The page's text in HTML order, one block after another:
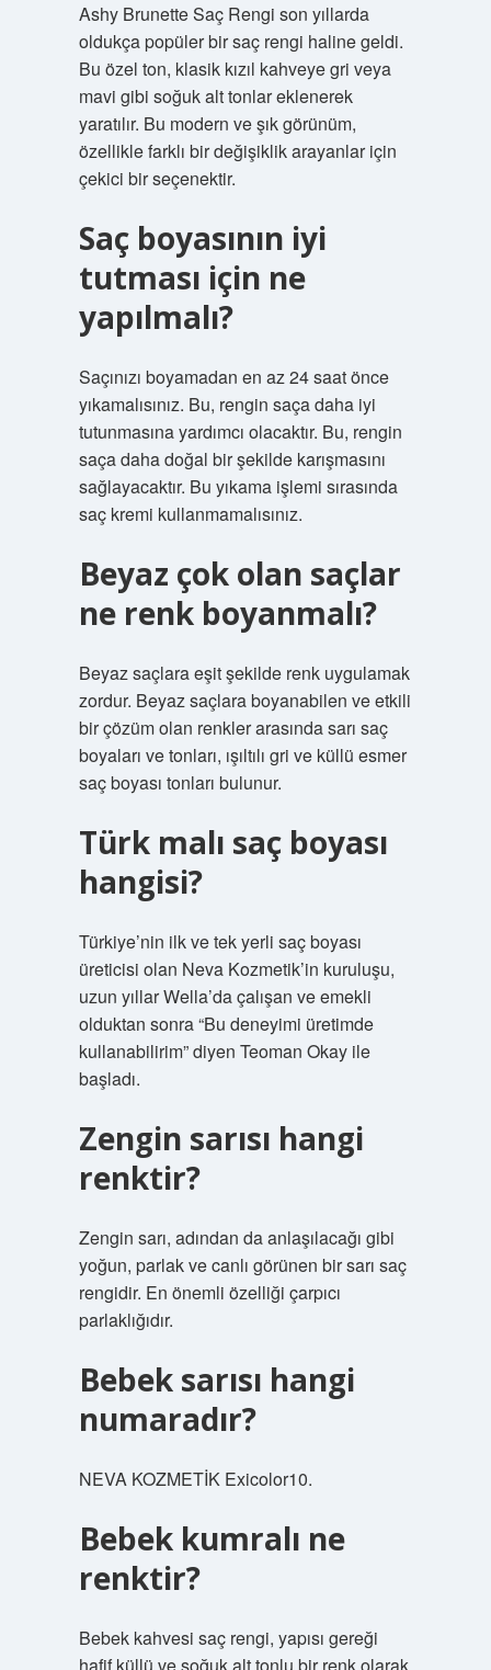
Ashy Brunette Saç Rengi son yıllarda
oldukça popüler bir saç rengi haline geldi.
Bu özel ton, klasik kızıl kahveye gri veya
mavi gibi soğuk alt tonlar eklenerek
yaratılır. Bu modern ve şık görünüm,
özellikle farklı bir değişiklik arayanlar için
çekici bir seçenektir.
Saç boyasının iyi
tutması için ne
yapılmalı?
Saçınızı boyamadan en az 24 saat önce
yıkamalısınız. Bu, rengin saça daha iyi
tutunmasına yardımcı olacaktır. Bu, rengin
saça daha doğal bir şekilde karışmasını
sağlayacaktır. Bu yıkama işlemi sırasında
saç kremi kullanmamalısınız.
Beyaz çok olan saçlar
ne renk boyanmalı?
Beyaz saçlara eşit şekilde renk uygulamak
zordur. Beyaz saçlara boyanabilen ve etkili
bir çözüm olan renkler arasında sarı saç
boyaları ve tonları, ışıltılı gri ve küllü esmer
saç boyası tonları bulunur.
Türk malı saç boyası
hangisi?
Türkiye’nin ilk ve tek yerli saç boyası
üreticisi olan Neva Kozmetik’in kuruluşu,
uzun yıllar Wella’da çalışan ve emekli
olduktan sonra “Bu deneyimi üretimde
kullanabilirim” diyen Teoman Okay ile
başladı.
Zengin sarısı hangi
renktir?
Zengin sarı, adından da anlaşılacağı gibi
yoğun, parlak ve canlı görünen bir sarı saç
rengidir. En önemli özelliği çarpıcı
parlaklığıdır.
Bebek sarısı hangi
numaradır?
NEVA KOZMETİK Exicolor10.
Bebek kumralı ne
renktir?
Bebek kahvesi saç rengi, yapısı gereği